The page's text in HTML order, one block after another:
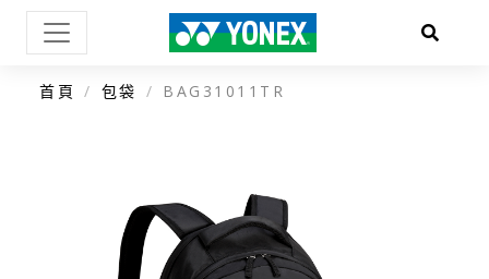
首頁 包袋 BAG31011TR